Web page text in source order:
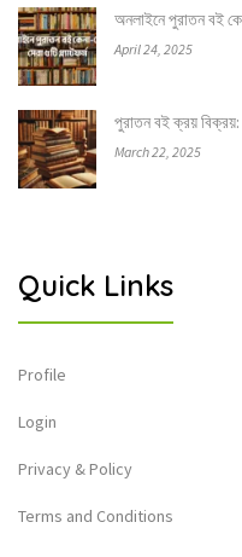
অনলাইনে পুরাতন বই
April 24, 2025
পুরাতন বই ক্রয় বিক্রয়:
March 22, 2025
Quick Links
Profile
Login
Privacy & Policy
Terms and Conditions